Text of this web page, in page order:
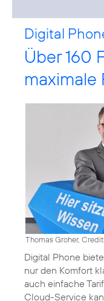
Digital
Über 160
maximale
Thomas Groher,
Digital Phone
nur den Komfort
auch einfache
Cloud-Service